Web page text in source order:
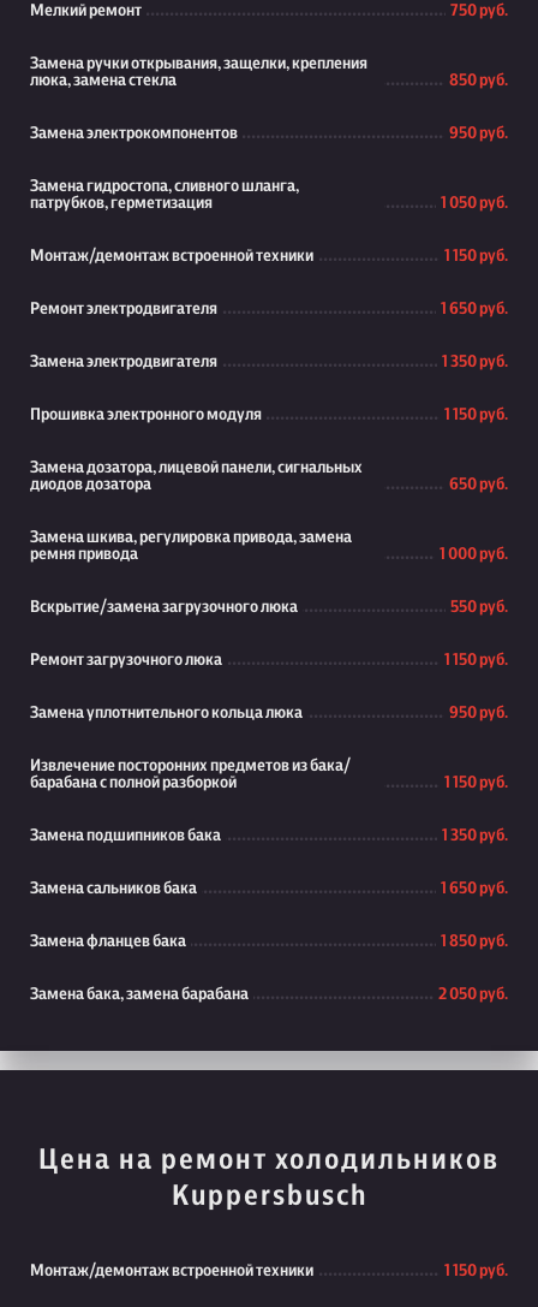
Мелкий ремонт 750 руб.
Замена ручки открывания, защелки, крепления
люка, замена стекла
850 руб.
Замена электрокомпонентов 950 руб.
Замена гидростопа, сливного шланга,
патрубков, герметизация
1 050 руб.
Монтаж/демонтаж встроенной техники 1 150 руб.
Ремонт электродвигателя 1 650 руб.
Замена электродвигателя 1 350 руб.
Прошивка электронного модуля 1 150 руб.
Замена дозатора, лицевой панели, сигнальных
диодов дозатора
650 руб.
Замена шкива, регулировка привода, замена
ремня привода
1 000 руб.
Вскрытие/замена загрузочного люка 550 руб.
Ремонт загрузочного люка 1 150 руб.
Замена уплотнительного кольца люка 950 руб.
Извлечение посторонних предметов из бака/
барабана с полной разборкой
1 150 руб.
Замена подшипников бака 1 350 руб.
Замена сальников бака 1 650 руб.
Замена фланцев бака 1 850 руб.
Замена бака, замена барабана 2 050 руб.
Цена на ремонт холодильников
Kuppersbusch
Монтаж/демонтаж встроенной техники 1 150 руб.